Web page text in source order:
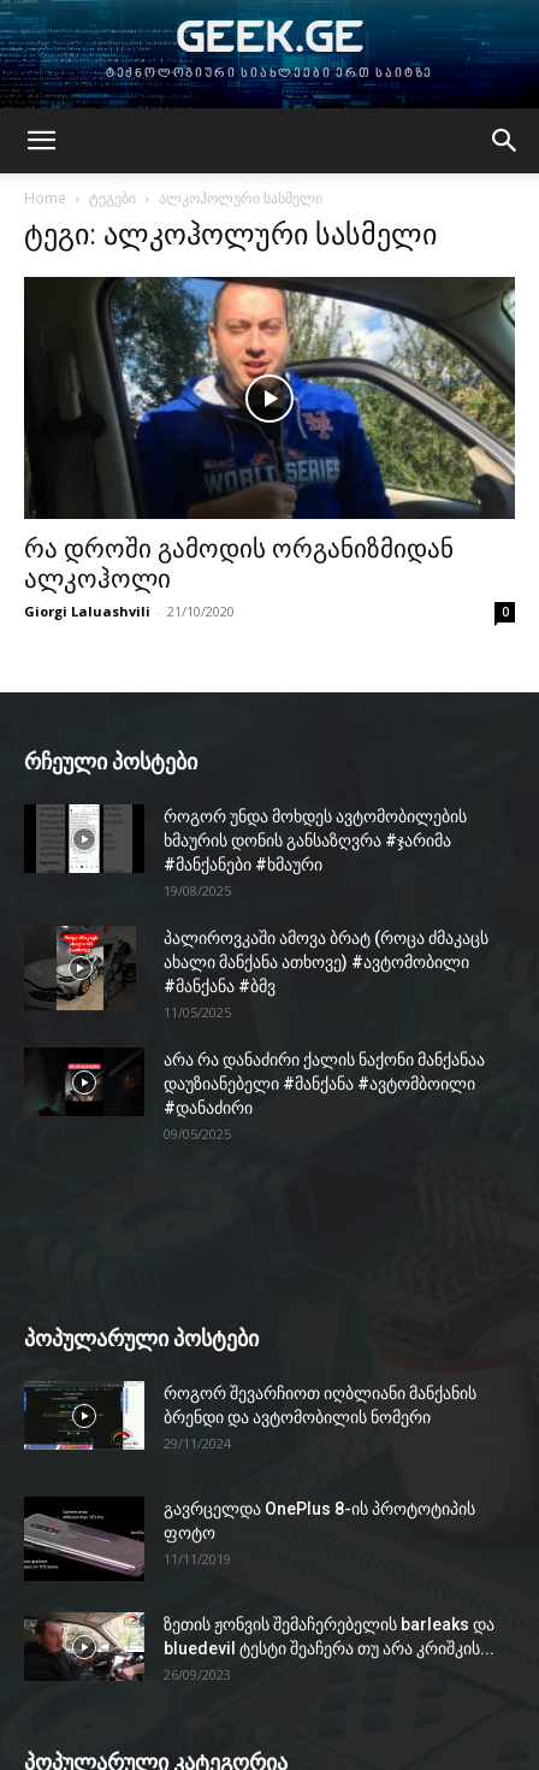
GEEK.GE
ტექნოლოგიური სიახლეები ერთ საიტზე
Home ტეგები ალკოჰოლური სასმელი
ტეგი: ალკოჰოლური სასმელი
რა დროში გამოდის ორგანიზმიდან
ალკოჰოლი
Giorgi Laluashvili - 21/10/2020 0
რჩეული პოსტები
როგორ უნდა მოხდეს ავტომობილების
ხმაურის დონის განსაზღვრა #ჯარიმა
#მანქანები #ხმაური
19/08/2025
პალიროვკაში ამოვა ბრატ (როცა ძმაკაცს
ახალი მანქანა ათხოვე) #ავტომობილი
#მანქანა #ბმვ
11/05/2025
არა რა დანაძირი ქალის ნაქონი მანქანაა
დაუზიანებელი #მანქანა #ავტომბოილი
#დანაძირი
09/05/2025
პოპულარული პოსტები
როგორ შევარჩიოთ იღბლიანი მანქანის
ბრენდი და ავტომობილის ნომერი
29/11/2024
გავრცელდა OnePlus 8-ის პროტოტიპის
ფოტო
11/11/2019
ზეთის ჟონვის შემაჩერებელის barleaks და
bluedevil ტესტი შეაჩერა თუ არა კრიშკის...
26/09/2023
პოპულარული კატეგორია